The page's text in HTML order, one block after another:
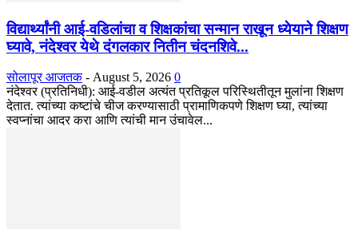
विद्यार्थ्यांनी आई-वडिलांचा व शिक्षकांचा सन्मान राखून ध्येयाने शिक्षण
घ्यावे, नंदेश्वर येथे दंगलकार नितीन चंदनशिवे...
सोलापूर आजतक - August 5, 2026 0
नंदेश्वर (प्रतिनिधी): आई-वडील अत्यंत प्रतिकूल परिस्थितीतून मुलांना शिक्षण
देतात. त्यांच्या कष्टांचे चीज करण्यासाठी प्रामाणिकपणे शिक्षण घ्या, त्यांच्या
स्वप्नांचा आदर करा आणि त्यांची मान उंचावेल...